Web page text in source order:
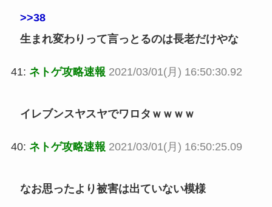
>>38
生まれ変わりって言っとるのは長老だけやな
41: ネトゲ攻略速報 2021/03/01(月) 16:50:30.92
イレブンスヤスヤでワロタｗｗｗｗ
40: ネトゲ攻略速報 2021/03/01(月) 16:50:25.09
なお思ったより被害は出ていない模様